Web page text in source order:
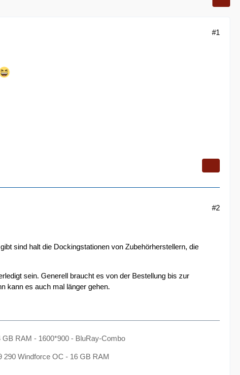
#1
#2
sind halt die Dockingstationen von Zubehörherstellern, die
sein. Generell braucht es von der Bestellung bis zur
kann es auch mal länger gehen.
RAM - 1600*900 - BluRay-Combo
290 Windforce OC - 16 GB RAM